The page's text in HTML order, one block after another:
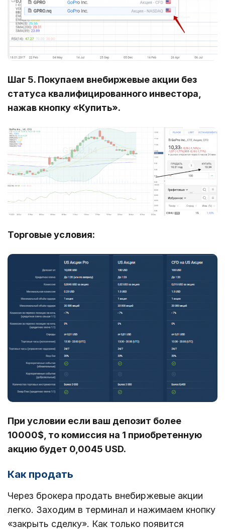
Шаг 5. Покупаем внебиржевые акции без
статуса квалифицированного инвестора,
нажав кнопку «Купить».
Торговые условия:
При условии если ваш депозит более
10000$, то комиссия на 1 приобретенную
акцию будет 0,0045 USD.
Как продать
Через брокера продать внебиржевые акции
легко. Заходим в терминал и нажимаем кнопку
«закрыть сделку». Как только появится